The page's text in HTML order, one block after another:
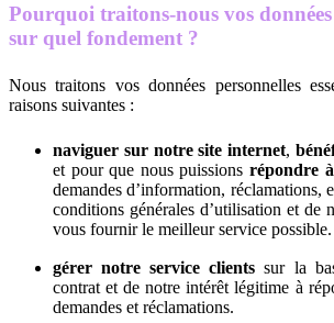
Pourquoi traitons-nous vos données
sur quel fondement ?
Nous traitons vos données personnelles
raisons suivantes :
naviguer sur notre site internet,
et pour que nous puissions répondre
demandes d’information, réclamations,
conditions générales d’utilisation et de
vous fournir le meilleur service possible.
gérer notre service clients sur la
contrat et de notre intérêt légitime à
demandes et réclamations.